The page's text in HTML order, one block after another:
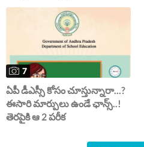
7
ఏపీ డీఎస్సీ కోసం చూస్తున్నారా...?
ఈసారి మార్పులు ఉండే ఛాన్స్..!
తెరపైకి ఆ 2 పరీక